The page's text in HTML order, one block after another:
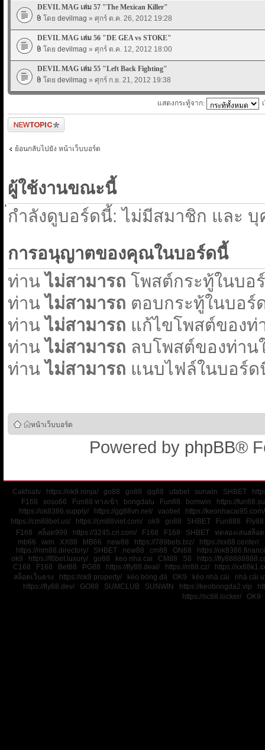
DEVIL MAG เล่ม 57 "The Mexican Killer"
โดย devilmag » ศุกร์ ต.ค. 26, 2012 19:28
DEVIL MAG เล่ม 56 "DE GEA vs STOKE"
โดย devilmag » ศุกร์ ต.ค. 12, 2012 18:00
DEVIL MAG เล่ม 55 "Left Back Fighting"
โดย devilmag » ศุกร์ ก.ย. 21, 2012 19:38
แสดงกระทู้จาก:
ตั้งกระทู้ใหม่
ย้อนกลับไปยัง หน้าเว็บบอร์ด
ผู้ใช้งานขณะนี้
กำลังดูบอร์ดนี้: ไม่มีสมาชิก และ
การอนุญาตของคุณในบอร์ดนี้
ท่านไม่สามารถ โพสต์กระทู้ในบอ
ท่านไม่สามารถ ตอบกระทู้ในบอร์
ท่านไม่สามารถ แก้ไขโพสต์ของท่
ท่านไม่สามารถ ลบโพสต์ของท่าน
ท่านไม่สามารถ แนบไฟล์ในบอร์ด
หน้าเว็บบอร์ด
Powered by phpBB®
Cakhiatv https://ok9.ninja/ go88 go88 qq88 ufabet sunwin SHBET
F168
xoso66 Fun88 ทางเข้า bongdalu Fun88 bomwin
https://
https://ok8386.supply/
https://gg88vn.net/ vaobet
https://keonhacai95.com/
https://cm88bet.us/
https://cm88viet.com/ ok9 go88 SHBET Fun888
F168
สล็อต999 https://3245.cn.com/ F168 F168 SHBET
ทดลองเล่นสล็อต
mb66
iwin XX88 MB66 new88 https://789bets.biz/ https://xx88.center/
https://mm88.directory/
SHBET new88 cm88 ON68
https://
ok9
https://f8bet.luxury/ go88 keo nha cai CM88 S8
https://
C168
F168 Bet88 PG88 https://fly88.deal/ https://rr88.cz/
https://
สล็อตเว็บตรง
https://ok9.property/ kèo bóng đá OK9 kèo nhà cái
nhà cái
https://fly88.dev/
GO88 SUMCLUB SUNWIN https://keobongda2.vip
https://sc88.locker/
OK9